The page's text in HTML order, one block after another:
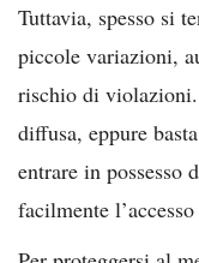
Tuttavia, spesso si
piccole variazioni,
rischio di
diffusa, eppure
entrare in possesso
facilmente